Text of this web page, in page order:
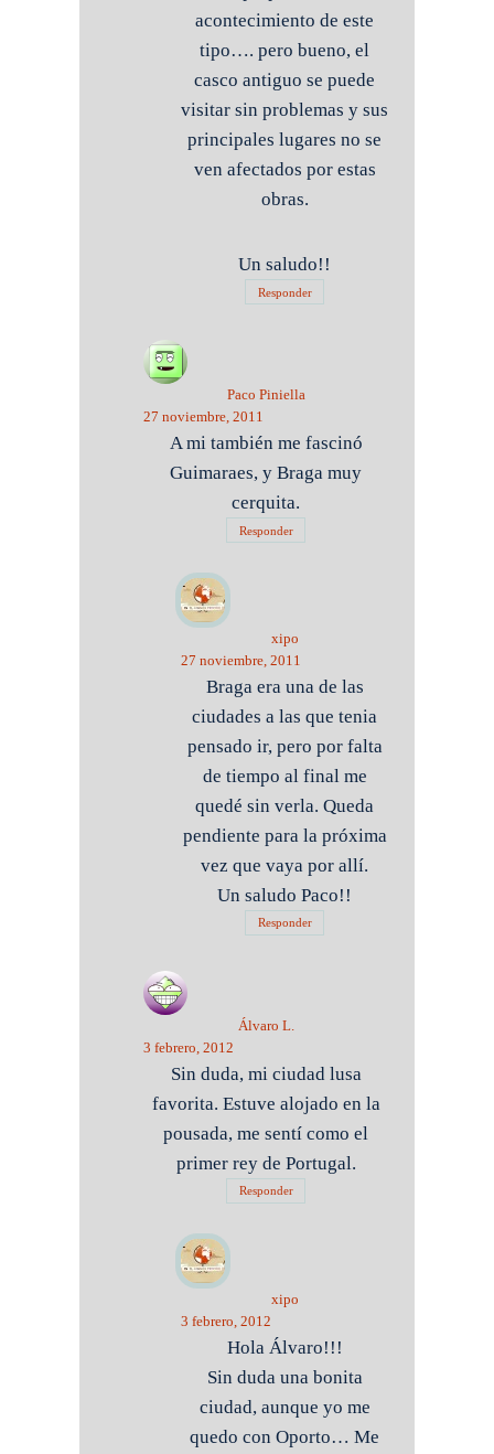
acontecimiento de este
tipo…. pero bueno, el
casco antiguo se puede
visitar sin problemas y sus
principales lugares no se
ven afectados por estas
obras.
Un saludo!!
Responder
Paco Piniella
27 noviembre, 2011
A mi también me fascinó
Guimaraes, y Braga muy
cerquita.
Responder
xipo
27 noviembre, 2011
Braga era una de las
ciudades a las que tenia
pensado ir, pero por falta
de tiempo al final me
quedé sin verla. Queda
pendiente para la próxima
vez que vaya por allí.
Un saludo Paco!!
Responder
Álvaro L.
3 febrero, 2012
Sin duda, mi ciudad lusa
favorita. Estuve alojado en la
pousada, me sentí como el
primer rey de Portugal.
Responder
xipo
3 febrero, 2012
Hola Álvaro!!!
Sin duda una bonita
ciudad, aunque yo me
quedo con Oporto… Me